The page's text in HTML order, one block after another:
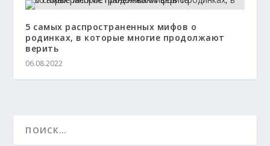
5 самых распространенных мифов о
родинках, в которые многие продолжают
верить
06.08.2022